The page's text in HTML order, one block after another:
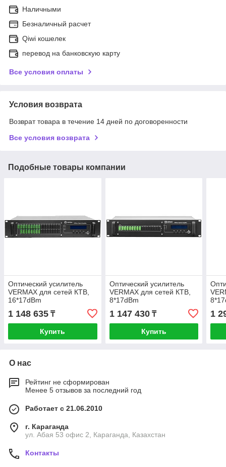
Наличными
Безналичный расчет
Qiwi кошелек
перевод на банковскую карту
Все условия оплаты
Условия возврата
Возврат товара в течение 14 дней по договоренности
Все условия возврата
Подобные товары компании
Оптический усилитель
VERMAX для сетей КТВ,
16*17dBm
1 148 635 ₸
Купить
Оптический усилитель
VERMAX для сетей КТВ,
8*17dBm
1 147 430₸
Купить
1
О нас
Рейтинг не сформирован
Менее 5 отзывов за последний год
Работает с 21.06.2010
г. Караганда
ул. Абая 53 офис 2, Караганда, Казахстан
Контакты